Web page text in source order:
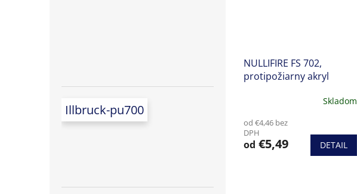
Illbruck-pu700
NULLIFIRE FS 702,
protipožiarny akryl
Skladom
od €4,46 bez
DPH
od €5,49 DETAIL